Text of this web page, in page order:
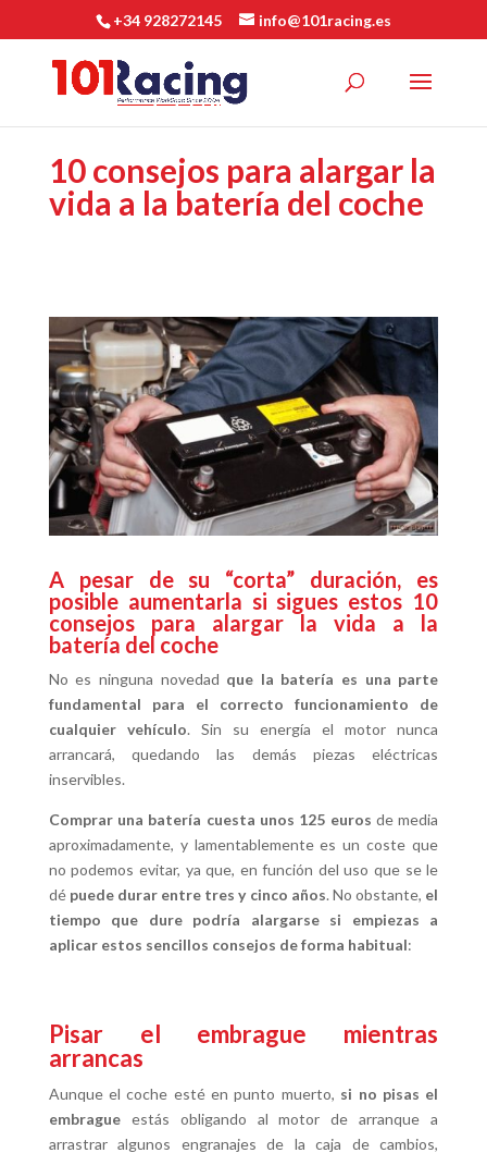
+34 928272145 info@101racing.es
10 consejos para alargar la
vida a la batería del coche
A pesar de su “corta” duración, es
posible aumentarla si sigues estos 10
consejos para alargar la vida a la
batería del coche
No es ninguna novedad que la batería es una parte
fundamental para el correcto funcionamiento de
cualquier vehículo. Sin su energía el motor nunca
arrancará, quedando las demás piezas eléctricas
inservibles.
Comprar una batería cuesta unos 125 euros de media
aproximadamente, y lamentablemente es un coste que
no podemos evitar, ya que, en función del uso que se le
dé puede durar entre tres y cinco años. No obstante, el
tiempo que dure podría alargarse si empiezas a
aplicar estos sencillos consejos de forma habitual:
Pisar el embrague mientras
arrancas
Aunque el coche esté en punto muerto, si no pisas el
embragueestás obligando al motor de arranque a
arrastrar algunos engranajes de la caja de cambios,